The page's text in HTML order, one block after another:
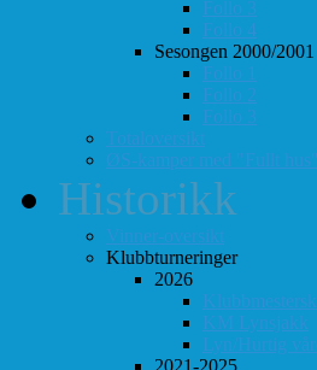
Follo 3
Follo 4
Sesongen 2000/2001
Follo 1
Follo 2
Follo 3
Totaloversikt
ØS-kamper med "Fullt hus"
Historikk
Vinner-oversikt
Klubbturneringer
2026
KM Lynsjakk
Lyn/Hurtig
2021-2025